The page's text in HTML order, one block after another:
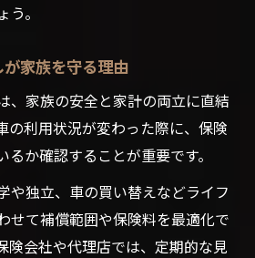
。
家族を守る理由
、家族の安全と家計の両立に直結
の利用状況が変わった際に、保険
か確認することが重要です。
や独立、車の買い替えなどライフ
せて補償範囲や保険料を最適化で
険会社や代理店では、定期的な見